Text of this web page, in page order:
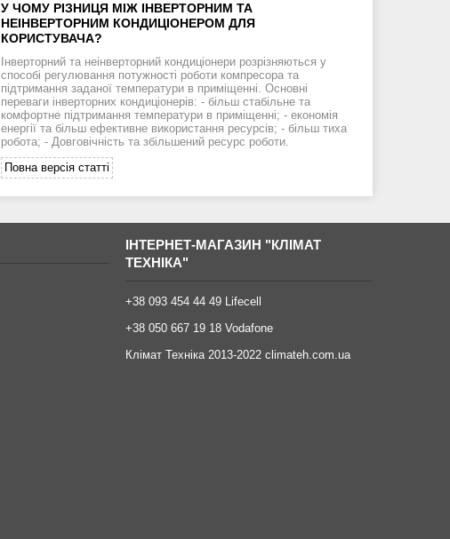
У ЧОМУ РІЗНИЦЯ МІЖ ІНВЕРТОРНИМ ТА
НЕІНВЕРТОРНИМ КОНДИЦІОНЕРОМ ДЛЯ
КОРИСТУВАЧА?
Інверторний та неінверторний кондиціонери розрізняються у
способі регулювання потужності роботи компресора та
підтримання заданої температури в приміщенні. Основні
переваги інверторних кондиціонерів: - більш стабільне та
комфортне підтримання температури в приміщенні; - економія
енергії та більш ефективне використання ресурсів; - більш тиха
робота; - Довговічність та збільшений ресурс роботи.
Повна версія статті
ІНТЕРНЕТ-МАГАЗИН "КЛІМАТ
ТЕХНІКА"
+38 093 454 44 49 Lifecell
+38 050 667 19 18 Vodafone
Клімат Техніка 2013-2022 climateh.com.ua